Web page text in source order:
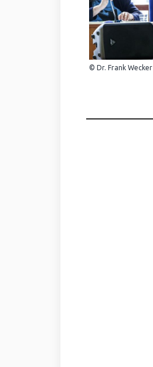
© Dr. Frank Wecker